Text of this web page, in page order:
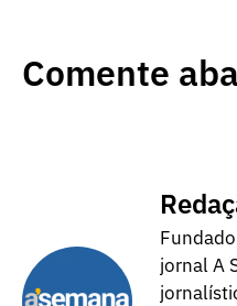
Comente
jornal A